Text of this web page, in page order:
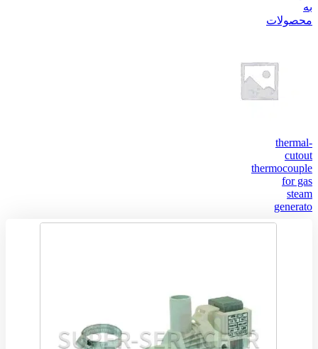
به
محصولات
thermal-
cutout
thermocouple
for gas
steam
generato